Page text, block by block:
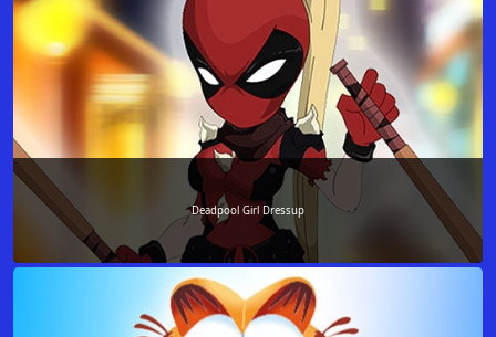
Deadpool Girl Dressup